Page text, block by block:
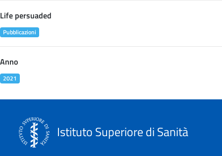
Life persuaded
Pubblicazioni
Anno
2021
Istituto Superiore di Sanità